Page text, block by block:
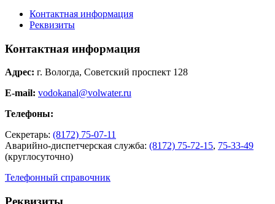
Контактная информация
Реквизиты
Контактная информация
Адрес: г. Вологда, Советский проспект 128
E-mail: vodokanal@volwater.ru
Телефоны:
Секретарь: (8172) 75-07-11
Аварийно-диспетчерская служба: (8172) 75-72-15, 75-33-49
(круглосуточно)
Телефонный справочник
Реквизиты